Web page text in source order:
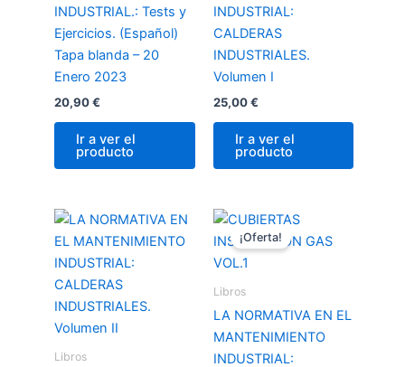
INDUSTRIAL.: Tests y
Ejercicios. (Español)
Tapa blanda – 20
Enero 2023
20,90€
Ir a ver el
producto
INDUSTRIAL:
CALDERAS
INDUSTRIALES.
Volumen I
25,00€
Ir a ver el
producto
Libros
¡Oferta!
Libros
LA NORMATIVA EN EL
MANTENIMIENTO
INDUSTRIAL:
El
precio
original actual